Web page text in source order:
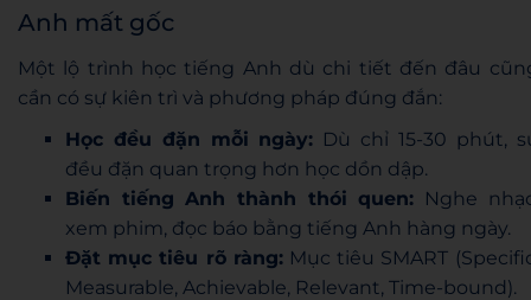
Anh mất gốc
Một lộ trình học tiếng Anh dù chi tiết đến đâu
cần có sự kiên trì và phương pháp đúng đắn:
Học đều đặn mỗi ngày: Dù chỉ 15-30 phút,
đều đặn quan trọng hơn học dồn dập.
Biến tiếng Anh thành thói quen: Nghe
xem phim, đọc báo bằng tiếng Anh hàng ngày.
Đặt mục tiêu rõ ràng:Mục tiêu SMART
Measurable, Achievable, Relevant, Time-bound).